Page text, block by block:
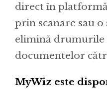
direct în
prin scanare sau
elimină
documentelor
MyWiz este